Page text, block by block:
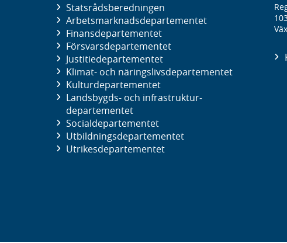
Statsrådsberedningen
Arbetsmarknads­departementet
Finans­departementet
Försvars­departementet
Justitie­departementet
Klimat- och näringslivs­departementet
Kultur­departementet
Landsbygds- och infrastruktur­
departementet
Social­departementet
Utbildnings­departementet
Utrikes­departementet